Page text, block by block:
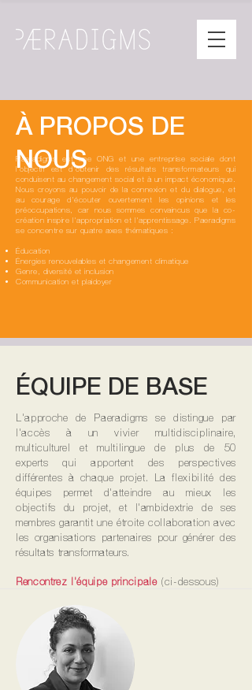
À PROPOS DE
NOUS
Paeradigms est une ONG et une entreprise sociale dont
l'objectif est d'obtenir des résultats transformateurs qui
conduisent au changement social et à un impact économique.
Nous croyons au pouvoir de la connexion et du dialogue, et
au courage d'écouter ouvertement les opinions et les
préoccupations, car nous sommes convaincus que la co-
création inspire l'appropriation et l'apprentissage. Paeradigms
se concentre sur quatre axes thématiques :
Éducation
Énergies renouvelables et changement climatique
Genre, diversité et inclusion
Communication et plaidoyer
ÉQUIPE DE BASE
L'approche de Paeradigms se distingue par
l'accès à un vivier multidisciplinaire,
multiculturel et multilingue de plus de 50
experts qui apportent des perspectives
différentes à chaque projet. La flexibilité des
équipes permet d'atteindre au mieux les
objectifs du projet, et l'ambidextrie de ses
membres garantit une étroite collaboration avec
les organisations partenaires pour générer des
résultats transformateurs.
Rencontrez l'équipe principale(ci-dessous)